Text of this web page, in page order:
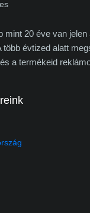
mint 20 éve van
több évtized alatt
a termékeid